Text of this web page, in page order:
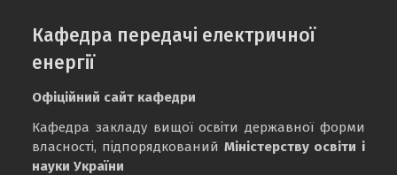
Кафедра передачі електричної
енергії
Офіційний сайт кафедри
Кафедра закладу вищої освіти державної форми
власності, підпорядкований Міністерству освіти і
науки України